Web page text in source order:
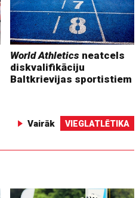
World Athletics neatcels
diskvalifikāciju
Baltkrievijas sportistiem
Vairāk VIEGLATLĒTIKA